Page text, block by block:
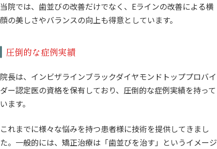
当院では、歯並びの改善だけでなく、Eラインの改善による横
顔の美しさやバランスの向上も得意としています。
圧倒的な症例実績
院長は、インビザラインブラックダイヤモンドトッププロバイ
ダー認定医の資格を保有しており、圧倒的な症例実績を持って
います。
これまでに様々な悩みを持つ患者様に技術を提供してきまし
た。一般的には、矯正治療は「歯並びを治す」というイメージ